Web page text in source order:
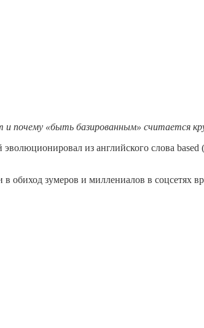
почему «быть базированным» считается
из английского слова
зумеров и миллениалов в соцсетях